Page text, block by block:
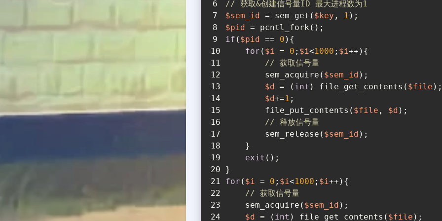
// 获取&创建信号量ID 最大进程数为1
$sem_id = sem_get( $key , 1 );
$pid = pcntl_fork();
if ( $pid == 0 ){
for ( $i = 0 ; $i <1000 ; $i ++){
// 获取信号量
        sem_acquire(
$sem_id );
$d = ( int ) file_get_contents( $file );
$d+=1 ;
        file_put_contents(
$file , $d );
// 释放信号量
        sem_release(
$sem_id );
    }
exit ();
}
for ( $i = 0 ; $i <1000 ; $i ++){
// 获取信号量
    sem_acquire(
$sem_id );
$d = ( int ) file_get_contents( $file );